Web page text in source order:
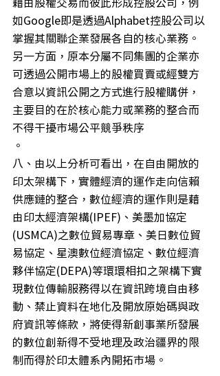
如Google即是透過Alphabet控股公司以
掌握其關聯企業發展各自的核心業務。
另一方面，原本分屬不同集團的企業亦
可透過公開市場上的股權買賣或經雙方
合意以資訊公開之方式進行股權購併，
主要目的在於核心能力或業務的整合而
不得干擾市場公平競爭秩序
。
八、由以上分析可看出，在自由開放的
印太架構下，實體經濟的運作走向信賴
供應鏈的整合，數位經濟的運作則是藉
由印太經濟架構(IPEF)、美墨加協定
(USMCA)之數位貿易專章、美日數位貿
易協定、星澳數位經濟協定、數位經濟
夥伴協定(DEPA)等環環相扣之架構下實
現數位傳輸服務得以在資訊跨境自由移
動、禁止資料在地化及開放原始碼與政
府資訊等條款，將使得新創事業所發展
的數位創新得不受地理及政治疆界的限
制而得於印太體系內開拓市場。